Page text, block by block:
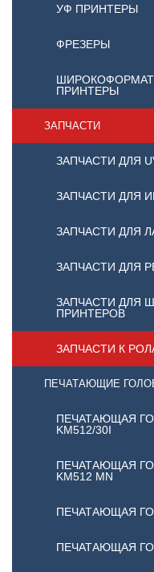
УФ ПРИНТЕРЫ
ФРЕЗЕРЫ
ПРИНТЕРЫ
ЗАПЧАСТИ
ЗАПЧАСТИ ДЛЯ
ЗАПЧАСТИ ДЛЯ
ЗАПЧАСТИ ДЛЯ
ЗАПЧАСТИ ДЛЯ
ЗАПЧАСТИ ДЛЯ
ПРИНТЕРОВ
ЗАПЧАСТИ К
ПЕЧАТАЮЩИЕ
ПЕЧАТАЮЩАЯ
KM512/30I
ПЕЧАТАЮЩАЯ
KM512 MN
ПЕЧАТАЮЩАЯ
ПЕЧАТАЮЩАЯ